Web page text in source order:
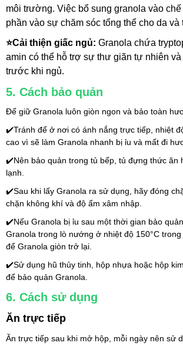
môi trường. Việc bổ sung granola vào
phần vào sự chăm sóc tổng thể cho da và
⭐Cải thiện giấc ngủ: Granola chứa
amin có thể hỗ trợ sự thư giãn tự nhiên
trước khi ngủ.
5. Cách bảo quản
Để giữ Granola luôn giòn ngon và bảo toàn
✔️Tránh để ở nơi có ánh nắng trực tiếp, nhiệt
cao vì sẽ làm Granola nhanh bị ỉu và mất đi
✔️Nên bảo quản trong tủ bếp, tủ đựng thức ăn
lạnh.
✔️Sau khi lấy Granola ra sử dụng, hãy đóng
chặn không khí và độ ẩm xâm nhập.
✔️Nếu Granola bị ỉu sau một thời gian bảo
Granola trong lò nướng ở nhiệt độ 150°C
để Granola giòn trở lại.
✔️Sử dụng hũ thủy tinh, hộp nhựa hoặc hộp
để bảo quản Granola.
6. Cách sử dụng
Ăn trực tiếp
Ăn trực tiếp sau khi mở hộp, mỗi ngày nên sử